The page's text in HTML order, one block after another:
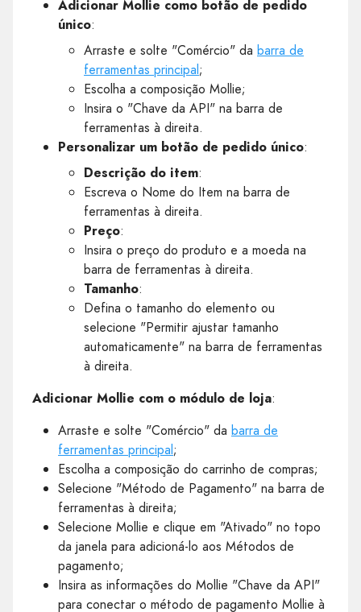
Adicionar Mollie como botão de pedido
único:
Arraste e solte "Comércio" da barra de
ferramentas principal;
Escolha a composição Mollie;
Insira o "Chave da API" na barra de
ferramentas à direita.
Personalizar um botão de pedido único:
Descrição do item:
Escreva o Nome do Item na barra de
ferramentas à direita.
Preço:
Insira o preço do produto e a moeda na
barra de ferramentas à direita.
Tamanho:
Defina o tamanho do elemento ou
selecione "Permitir ajustar tamanho
automaticamente" na barra de ferramentas
à direita.
Adicionar Mollie com o módulo de loja:
Arraste e solte "Comércio" da barra de
ferramentas principal;
Escolha a composição do carrinho de compras;
Selecione "Método de Pagamento" na barra de
ferramentas à direita;
Selecione Mollie e clique em "Ativado" no topo
da janela para adicioná-lo aos Métodos de
pagamento;
Insira as informações do Mollie "Chave da API"
para conectar o método de pagamento Mollie à